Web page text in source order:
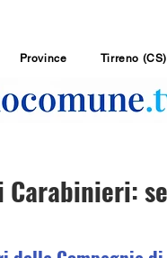
Province Tirreno (CS)